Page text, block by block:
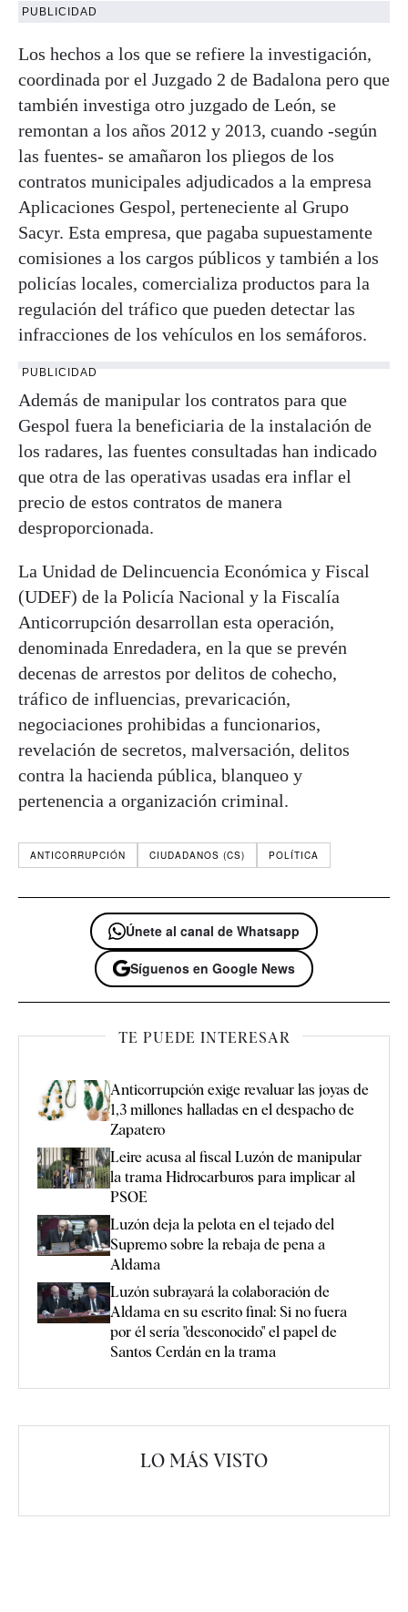
PUBLICIDAD
Los hechos a los que se refiere la investigación,
coordinada por el Juzgado 2 de Badalona pero que
también investiga otro juzgado de León, se
remontan a los años 2012 y 2013, cuando -según
las fuentes- se amañaron los pliegos de los
contratos municipales adjudicados a la empresa
Aplicaciones Gespol, perteneciente al Grupo
Sacyr. Esta empresa, que pagaba supuestamente
comisiones a los cargos públicos y también a los
policías locales, comercializa productos para la
regulación del tráfico que pueden detectar las
infracciones de los vehículos en los semáforos.
PUBLICIDAD
Además de manipular los contratos para que
Gespol fuera la beneficiaria de la instalación de
los radares, las fuentes consultadas han indicado
que otra de las operativas usadas era inflar el
precio de estos contratos de manera
desproporcionada.
La Unidad de Delincuencia Económica y Fiscal
(UDEF) de la Policía Nacional y la Fiscalía
Anticorrupción desarrollan esta operación,
denominada Enredadera, en la que se prevén
decenas de arrestos por delitos de cohecho,
tráfico de influencias, prevaricación,
negociaciones prohibidas a funcionarios,
revelación de secretos, malversación, delitos
contra la hacienda pública, blanqueo y
pertenencia a organización criminal.
ANTICORRUPCIÓN CIUDADANOS (CS) POLÍTICA
Únete al canal de Whatsapp
Síguenos en Google News
TE PUEDE INTERESAR
Anticorrupción exige revaluar las joyas de
1,3 millones halladas en el despacho de
Zapatero
Leire acusa al fiscal Luzón de manipular
la trama Hidrocarburos para implicar al
PSOE
Luzón deja la pelota en el tejado del
Supremo sobre la rebaja de pena a
Aldama
Luzón subrayará la colaboración de
Aldama en su escrito final: Si no fuera
por él sería "desconocido" el papel de
Santos Cerdán en la trama
LO MÁS VISTO